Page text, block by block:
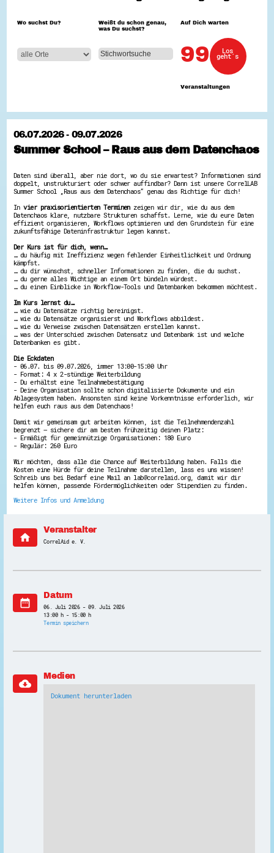
Zeig uns dein Ehrenamt
Wettbewerb | Trikotwettbewerb
Wettbewerb | 80 Jahre Hessen - Engagement
Ausgezeichnete Projekte
Gestalte dein Ehrenamt
Ehrenamts-Card Hessen
Engagement-Lotsen
Ehrentag
Freiwilligenmanagement
Kompetenznachweis Hessen
Zeugnisbeiblatt
Service-Learning
Mach dich schlau
Di@-Lotsen in Hessen
Energiepreiskrise und Ehrenamt
Patenschaftsprojekte
Qualifizierung & Fortbildung
Stiftungen
Zahlen, Daten, Fakten aus Hessen
Service
Suche
Downloads
Kontakt
Impressum
Erklärung zur Barrierefreiheit
Barriere melden
Wo suchst Du?
Weißt du schon genau,
was Du suchst?
Auf Dich warten
99
Veranstaltungen
Los
geht´s
06.07.2026 - 09.07.2026
Summer School – Raus aus dem Datenchaos
Daten sind überall, aber nie dort, wo du sie erwartest? Informationen sind
doppelt, unstrukturiert oder schwer auffindbar? Dann ist unsere CorrelLAB
Summer School „Raus aus dem Datenchaos“ genau das Richtige für dich!
Invier praxisorientierten Terminenzeigen wir dir, wie du aus dem
Datenchaos klare, nutzbare Strukturen schaffst. Lerne, wie du eure Daten
effizient organisieren, Workflows optimieren und den Grundstein für eine
zukunftsfähige Dateninfrastruktur legen kannst.
Der Kurs ist für dich, wenn…
… du häufig mit Ineffizienz wegen fehlender Einheitlichkeit und Ordnung
kämpfst.
… du dir wünschst, schneller Informationen zu finden, die du suchst.
… du gerne alles Wichtige an einem Ort bündeln würdest.
… du einen Einblicke in Workflow-Tools und Datenbanken bekommen möchtest.
Im Kurs lernst du…
… wie du Datensätze richtig bereinigst.
… wie du Datensätze organisierst und Workflows abbildest.
… wie du Verweise zwischen Datensätzen erstellen kannst.
… was der Unterschied zwischen Datensatz und Datenbank ist und welche
Datenbanken es gibt.
Die Eckdaten
- 06.07. bis 09.07.2026, immer 13:00-15:00 Uhr
- Format: 4 x 2-stündige Weiterbildung
- Du erhältst eine Teilnahmebestätigung
- Deine Organisation sollte schon digitalisierte Dokumente und ein
Ablagesystem haben. Ansonsten sind keine Vorkenntnisse erforderlich, wir
helfen euch raus aus dem Datenchaos!
Damit wir gemeinsam gut arbeiten können, ist die Teilnehmendenzahl
begrenzt – sichere dir am besten frühzeitig deinen Platz:
- Ermäßigt für gemeinnützige Organisationen: 180 Euro
- Regulär: 260 Euro
Wir möchten, dass alle die Chance auf Weiterbildung haben. Falls die
Kosten eine Hürde für deine Teilnahme darstellen, lass es uns wissen!
Schreib uns bei Bedarf eine Mail an lab@correlaid.org, damit wir dir
helfen können, passende Fördermöglichkeiten oder Stipendien zu finden.
Weitere Infos und Anmeldung
home
Veranstalter
CorrelAid e. V.
date_range
Datum
06. Juli 2026 - 09. Juli 2026
13:00 h - 15:00 h
Termin speichern
cloud_download
Medien
Dokument herunterladen